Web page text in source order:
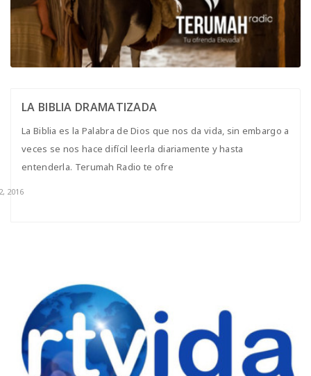
LA BIBLIA DRAMATIZADA
La Biblia es la Palabra de Dios que nos da vida, sin embargo a
veces se nos hace difícil leerla diariamente y hasta
entenderla. Terumah Radio te ofre
2016